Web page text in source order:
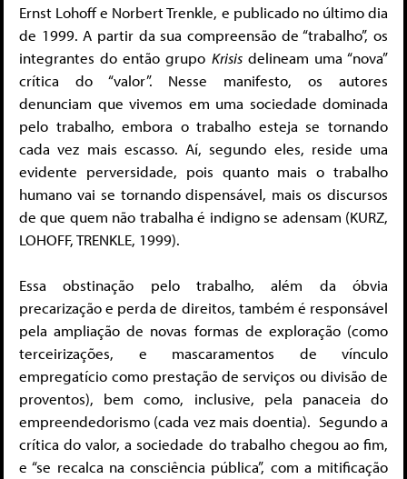
Ernst Lohoff e Norbert Trenkle, e publicado no último dia
de 1999. A partir da sua compreensão de “trabalho”, os
integrantes do então grupo Krisisdelineam uma “nova”
crítica do “valor”. Nesse manifesto, os autores
denunciam que vivemos em uma sociedade dominada
pelo trabalho, embora o trabalho esteja se tornando
cada vez mais escasso. Aí, segundo eles, reside uma
evidente perversidade, pois quanto mais o trabalho
humano vai se tornando dispensável, mais os discursos
de que quem não trabalha é indigno se adensam (KURZ,
LOHOFF, TRENKLE, 1999).
Essa obstinação pelo trabalho, além da óbvia
precarização e perda de direitos, também é responsável
pela ampliação de novas formas de exploração (como
terceirizações, e mascaramentos de vínculo
empregatício como prestação de serviços ou divisão de
proventos), bem como, inclusive, pela panaceia do
empreendedorismo (cada vez mais doentia). Segundo a
crítica do valor, a sociedade do trabalho chegou ao fim,
e “se recalca na consciência pública”, com a mitificação